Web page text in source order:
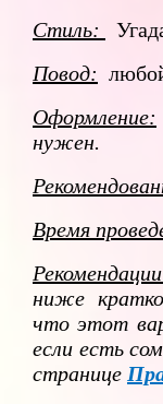
Стиль:
Повод:
Оформление:
нужен.
Время
ниже
что этот
если есть
странице